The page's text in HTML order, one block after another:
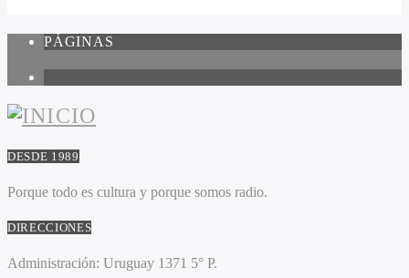
PÁGINAS
DESDE 1989
Porque todo es cultura y porque somos radio.
DIRECCIONES
Administración: Uruguay 1371 5° P.